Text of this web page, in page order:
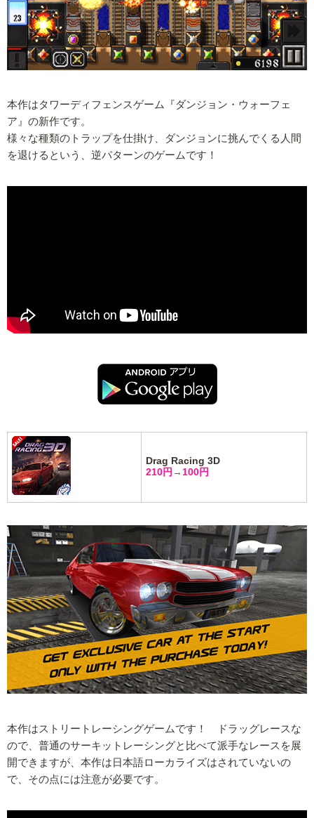
本作はタワーディフェンスゲーム『ダンジョン・ウォーフェ
ア』の新作です。
様々な種類のトラップを仕掛け、ダンジョンに挑んでくる人間
を退けるという、逆パターンのゲームです！
Drag Racing 3D
210円→100円
本作はストリートレーシングゲームです！ ドラッグレースな
ので、普通のサーキットレーシングと比べて派手なレースを展
開できますが、本作は日本語ローカライズはされていないの
で、その点には注意が必要です。